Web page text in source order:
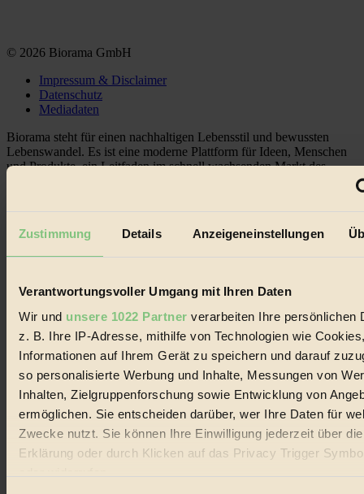
Zustimmung Details Anzeigeneinstellungen
Verantwortungsvoller Umgang mit Ihren Daten
Wir und unsere 1022 Partner verarbeiten Ihre persönlichen
z. B. Ihre IP-Adresse, mithilfe von Technologien wie
Informationen auf Ihrem Gerät zu speichern und darauf
so personalisierte Werbung und Inhalte, Messungen von
Inhalten, Zielgruppenforschung sowie Entwicklung von
ermöglichen. Sie entscheiden darüber, wer Ihre Daten für
Zwecke nutzt. Sie können Ihre Einwilligung jederzeit über
Erklärung oder durch Klicken auf das Privacy Trigger
© 2026 Biorama GmbH
Impressum & Disclaimer
Datenschutz
Mediadaten
Biorama steht für einen nachhaltigen Lebensstil und bewussten
Lebenswandel. Es ist eine moderne Plattform für Ideen, Menschen
und Produkte, ein Leitfaden im schnell wachsenden Markt des
22.601 Fans auf Facebook
Nachhaltigkeit
Vegan